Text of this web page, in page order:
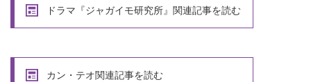
ドラマ『ジャガイモ研究所』関連記事を読む
カン・テオ関連記事を読む